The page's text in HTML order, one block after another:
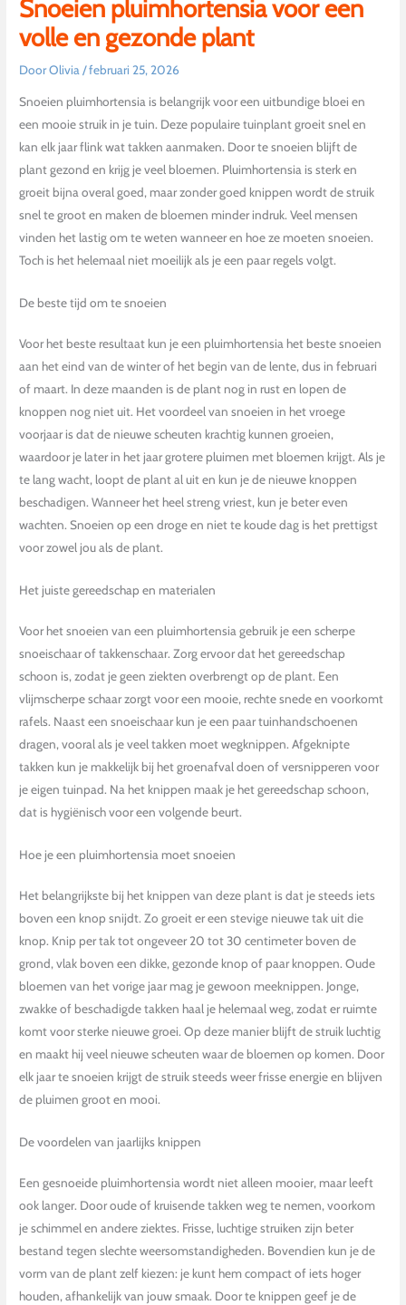
Snoeien pluimhortensia voor een
volle en gezonde plant
DoorOlivia/februari 25, 2026
Snoeien pluimhortensia is belangrijk voor een uitbundige bloei en
een mooie struik in je tuin. Deze populaire tuinplant groeit snel en
kan elk jaar flink wat takken aanmaken. Door te snoeien blijft de
plant gezond en krijg je veel bloemen. Pluimhortensia is sterk en
groeit bijna overal goed, maar zonder goed knippen wordt de struik
snel te groot en maken de bloemen minder indruk. Veel mensen
vinden het lastig om te weten wanneer en hoe ze moeten snoeien.
Toch is het helemaal niet moeilijk als je een paar regels volgt.
De beste tijd om te snoeien
Voor het beste resultaat kun je een pluimhortensia het beste snoeien
aan het eind van de winter of het begin van de lente, dus in februari
of maart. In deze maanden is de plant nog in rust en lopen de
knoppen nog niet uit. Het voordeel van snoeien in het vroege
voorjaar is dat de nieuwe scheuten krachtig kunnen groeien,
waardoor je later in het jaar grotere pluimen met bloemen krijgt. Als je
te lang wacht, loopt de plant al uit en kun je de nieuwe knoppen
beschadigen. Wanneer het heel streng vriest, kun je beter even
wachten. Snoeien op een droge en niet te koude dag is het prettigst
voor zowel jou als de plant.
Het juiste gereedschap en materialen
Voor het snoeien van een pluimhortensia gebruik je een scherpe
snoeischaar of takkenschaar. Zorg ervoor dat het gereedschap
schoon is, zodat je geen ziekten overbrengt op de plant. Een
vlijmscherpe schaar zorgt voor een mooie, rechte snede en voorkomt
rafels. Naast een snoeischaar kun je een paar tuinhandschoenen
dragen, vooral als je veel takken moet wegknippen. Afgeknipte
takken kun je makkelijk bij het groenafval doen of versnipperen voor
je eigen tuinpad. Na het knippen maak je het gereedschap schoon,
dat is hygiënisch voor een volgende beurt.
Hoe je een pluimhortensia moet snoeien
Het belangrijkste bij het knippen van deze plant is dat je steeds iets
boven een knop snijdt. Zo groeit er een stevige nieuwe tak uit die
knop. Knip per tak tot ongeveer 20 tot 30 centimeter boven de
grond, vlak boven een dikke, gezonde knop of paar knoppen. Oude
bloemen van het vorige jaar mag je gewoon meeknippen. Jonge,
zwakke of beschadigde takken haal je helemaal weg, zodat er ruimte
komt voor sterke nieuwe groei. Op deze manier blijft de struik luchtig
en maakt hij veel nieuwe scheuten waar de bloemen op komen. Door
elk jaar te snoeien krijgt de struik steeds weer frisse energie en blijven
de pluimen groot en mooi.
De voordelen van jaarlijks knippen
Een gesnoeide pluimhortensia wordt niet alleen mooier, maar leeft
ook langer. Door oude of kruisende takken weg te nemen, voorkom
je schimmel en andere ziektes. Frisse, luchtige struiken zijn beter
bestand tegen slechte weersomstandigheden. Bovendien kun je de
vorm van de plant zelf kiezen: je kunt hem compact of iets hoger
houden, afhankelijk van jouw smaak. Door te knippen geef je de